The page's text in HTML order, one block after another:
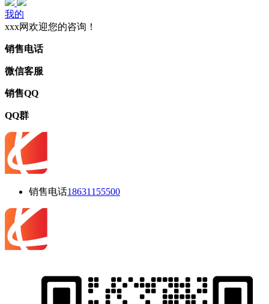
我的
xxx网欢迎您的咨询！
销售电话
微信客服
销售QQ
QQ群
销售电话18631155500